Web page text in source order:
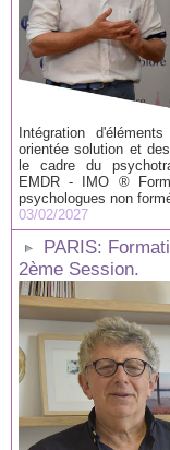
Intégration
orientée solution et
le cadre du
EMDR - IMO ®
psychologues non
03/02/2027
PARIS:
2ème Session.